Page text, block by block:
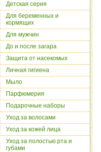
Детская серия
Для беременных и
кормящих
Для мужчин
До и после загара
Защита от насекомых
Личная гигиена
Мыло
Парфюмерия
Подарочные наборы
Уход за волосами
Уход за кожей лица
Уход за полостью рта и
губами